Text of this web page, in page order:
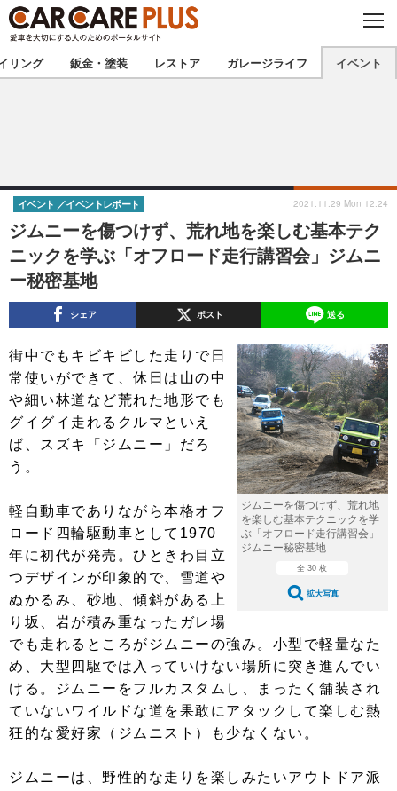
C
O
S
E
★カーケアプラス認定★ 厳選プロショップを地域から探す
甲信越 北陸
東海 関西
中国
注目の記事
ショップレポート 愛車 File
自動車豆知識 ストップ！不具合修理＆粗悪修理
ディテイリング
ディテイリング 洗車
コーティング
フィルム・ラッピング
鈑金・塗装
防錆
ストップ 不具合修理＆粗悪修理
カーメーカー「旧車」関連プロジェ
クト
ショップ紹介
ショップレポート プロショップ検索
レストア
カーメーカー「旧車」関連プロジ
ェクト
コラム
イベント告知
リング 鈑金・塗装 レストア ガレージライフ イベント
ジムニーを傷つけず、荒れ地を楽しむ基本テク
ニックを学ぶ「オフロード走行講習会」ジムニ
ー秘密基地
イベント イベントレポート 2021.11.29 Mon 12:24
シェア ポスト 送る
ジムニーを傷つけず、荒れ地
を楽しむ基本テクニックを学
ぶ「オフロード走行講習会」
ジムニー秘密基地
全 30 枚
拡大写真
街中でもキビキビした走りで日
常使いができて、休日は山の中
や細い林道など荒れた地形でも
グイグイ走れるクルマといえ
ば、スズキ「ジムニー」だろ
う。
軽自動車でありながら本格オフ
ロード四輪駆動車として1970
年に初代が発売。ひときわ目立
つデザインが印象的で、雪道や
ぬかるみ、砂地、傾斜がある上
り坂、岩が積み重なったガレ場
でも走れるところがジムニーの強み。小型で軽量なた
め、大型四駆では入っていけない場所に突き進んでい
ける。ジムニーをフルカスタムし、まったく舗装され
ていないワイルドな道を果敢にアタックして楽しむ熱
狂的な愛好家（ジムニスト）も少なくない。
ジムニーは、野性的な走りを楽しみたいアウトドア派